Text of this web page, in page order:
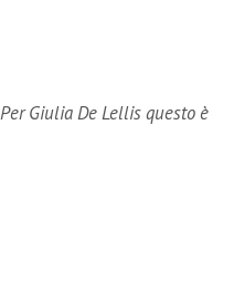
Giulia De Lellis questo è